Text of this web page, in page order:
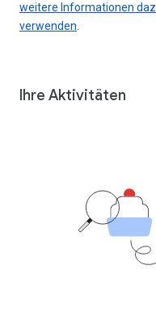
weitere Informationen
verwenden.
Ihre Aktivitäten